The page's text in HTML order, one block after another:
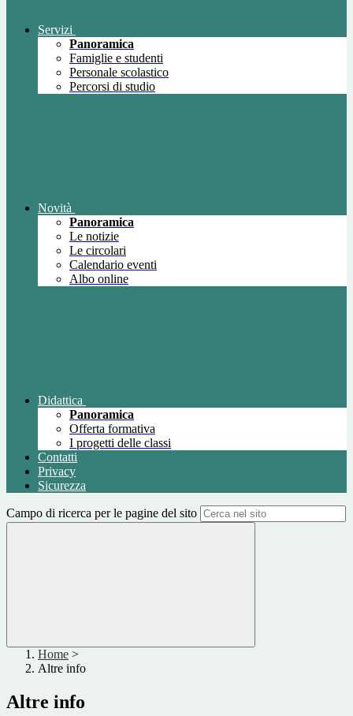
Servizi
Panoramica
Famiglie e studenti
Personale scolastico
Percorsi di studio
Novità
Panoramica
Le notizie
Le circolari
Calendario eventi
Albo online
Didattica
Panoramica
Offerta formativa
I progetti delle classi
Contatti
Privacy
Sicurezza
Campo di ricerca per le pagine del sito
Home >
Altre info
Altre info